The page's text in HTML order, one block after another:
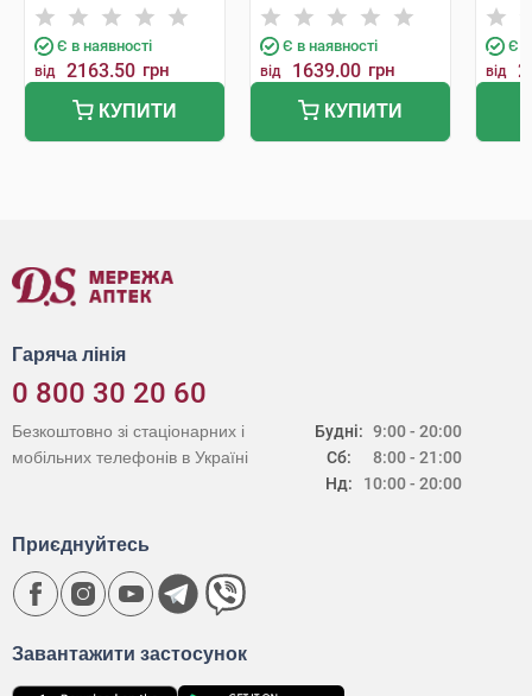
Є в наявності
від 2163.50 грн
КУПИТИ
Є в наявності
від 1639.00 грн
КУПИТИ
Є в
від
Гаряча лінія
0 800 30 20 60
Будні:
Сб:
Нд:
9:00 - 20:00
8:00 - 21:00
10:00 - 20:00
Безкоштовно зі стаціонарних і
мобільних телефонів в Україні
Завантажити застосунок
Приєднуйтесь